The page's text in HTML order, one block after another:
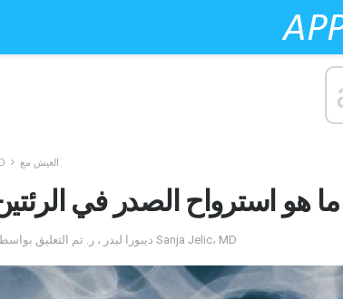
العيش مع
ما هو استرواح الصدر في
by ديبورا ليدر ، ر. تم التعليق بواسطة Sanja Jelic، MD